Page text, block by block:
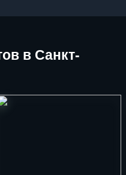
в Санкт-